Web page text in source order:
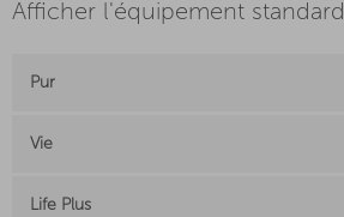
Afficher l'équipement standard
Pur
Vie
Life Plus